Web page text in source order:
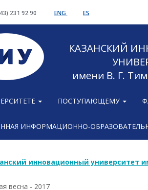
231 92 90 ENG ES
КАЗАНСКИЙ
имени В. Г.
ПОСТУПАЮЩЕМУ
ИНФОРМАЦИОННО-
инновационный университет
весна - 2017